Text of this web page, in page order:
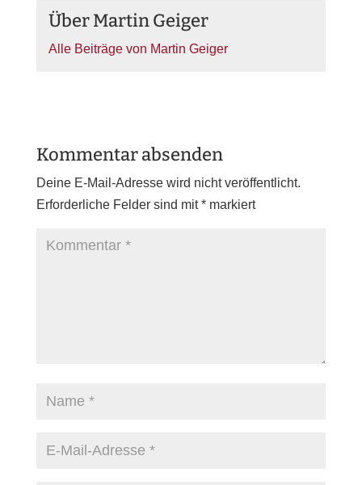
Über Martin Geiger
Alle Beiträge von Martin Geiger
Kommentar absenden
Deine E-Mail-Adresse wird nicht veröffentlicht.
Erforderliche Felder sind mit*markiert